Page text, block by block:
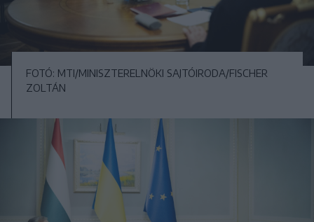
FOTÓ: MTI/MINISZTERELNÖKI SAJTÓIRODA/FISCHER
ZOLTÁN